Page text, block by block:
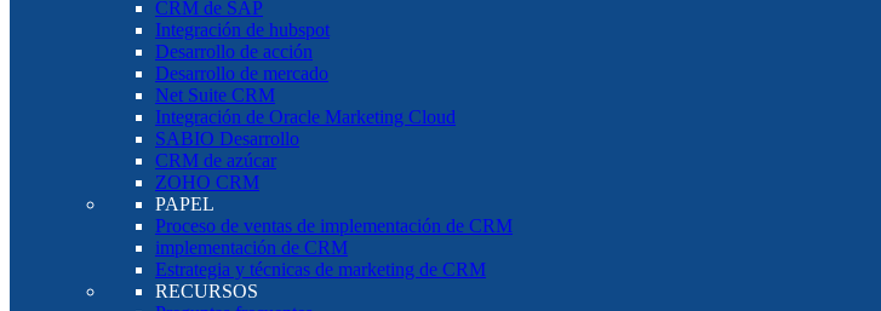
CRM de SAP
Integración de hubspot
Desarrollo de acción
Desarrollo de mercado
Net Suite CRM
Integración de Oracle Marketing Cloud
SABIO Desarrollo
CRM de azúcar
ZOHO CRM
PAPEL
Proceso de ventas de implementación de CRM
implementación de CRM
Estrategia y técnicas de marketing de CRM
RECURSOS